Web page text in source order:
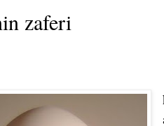
zaferi